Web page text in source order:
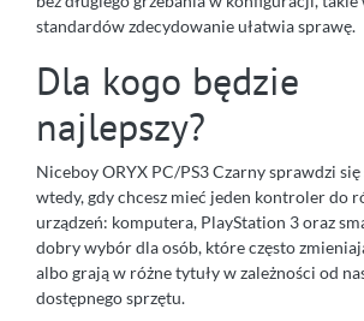
standardów zdecydowanie ułatwia sprawę.
Dla kogo będzie
najlepszy?
Niceboy ORYX PC/PS3 Czarny sprawdzi się
wtedy, gdy chcesz mieć jeden kontroler do
urządzeń: komputera, PlayStation 3 oraz
dobry wybór dla osób, które często
albo grają w różne tytuły w zależności od
dostępnego sprzętu.